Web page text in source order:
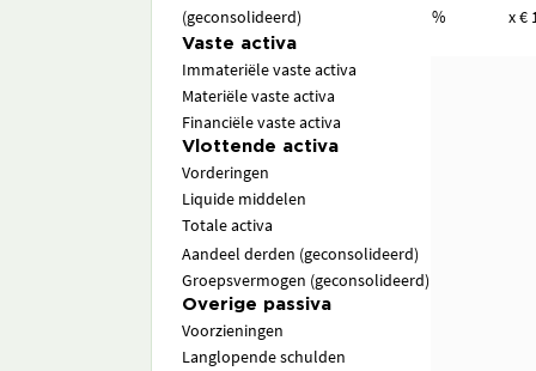
(geconsolideerd) % x €
Vaste activa
Immateriële vaste activa
Materiële vaste activa
Financiële vaste activa
Vlottende activa
Vorderingen
Liquide middelen
Totale activa
Aandeel derden (geconsolideerd)
Groepsvermogen (geconsolideerd)
Overige passiva
Voorzieningen
Langlopende schulden